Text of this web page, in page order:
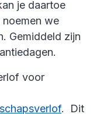
je daartoe
we
Gemiddeld zijn
voor
. Dit